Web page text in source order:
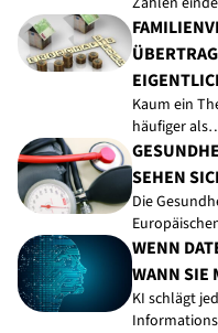
Kaum ein
häufiger
SEHEN
Die
WENN
WANN SIE
KI schlägt